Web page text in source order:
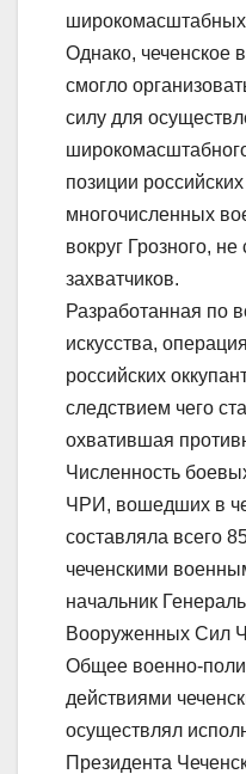
Однако, чеченское
смогло
силу для
позиции
многочисленных
вокруг Грозного,
захватчиков.
Разработанная по
искусства,
российских
следствием чего
охватившая
Численность
ЧРИ, вошедших в
составляла всего
чеченскими
начальник
Вооруженных Сил
Общее военно-
действиями
осуществлял
Президента